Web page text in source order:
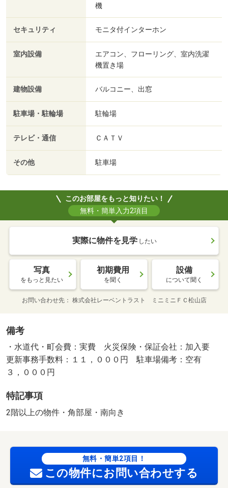
機
セキュリティ モニタ付インターホン
室内設備
エアコン、フローリング、室内洗濯
機置き場
建物設備 バルコニー、出窓
駐車場・駐輪場 駐輪場
テレビ・通信 ＣＡＴＶ
その他 駐車場
このお部屋をもっと知りたい！
無料・簡単入力2項目
実際に物件を見学 したい
写真
をもっと見たい
初期費用
を聞く
設備
について聞く
お問い合わせ先 株式会社レーベントラスト ミニミニＦＣ松山店
備考
・水道代・町会費：実費 火災保険・保証会社：加入要
更新事務手数料：１１，０００円 駐車場備考：空有
３，０００円
特記事項
2階以上の物件・角部屋・南向き
無料・簡単2項目！
この物件にお問い合わせする